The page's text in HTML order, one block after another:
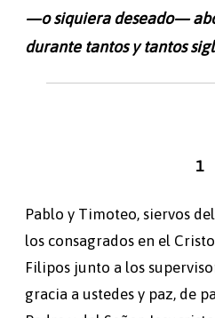
—o siquiera deseado—
durante tantos y tantos
1
Pablo y Timoteo, siervos
los consagrados en el
Filipos junto a los
gracia a ustedes y paz, de